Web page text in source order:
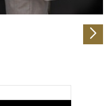
Informationen zu Ihrer
unsere Partner für
weiter. Unsere
möglicherweise mit